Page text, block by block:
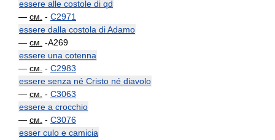
essere alle costole di qd
— см. - C2971
essere dalla costola di Adamo
— см. -A269
essere una cotenna
— см. - C2983
essere senza né Cristo né diavolo
— см. - C3063
essere a crocchio
— см. - C3076
esser culo e camicia